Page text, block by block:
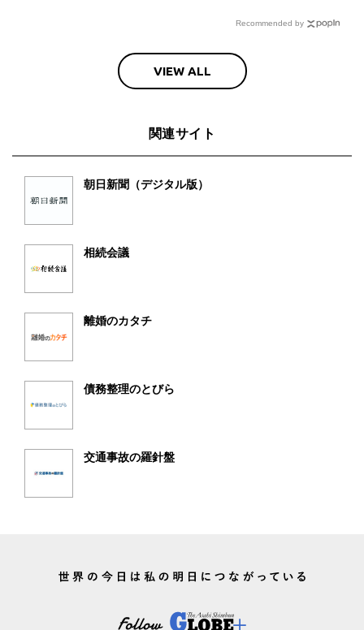
Recommended by
VIEW ALL
関連サイト
朝日新聞（デジタル版）
相続会議
離婚のカタチ
債務整理のとびら
交通事故の羅針盤